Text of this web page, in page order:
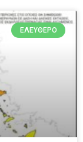
ΕΛΕΎΘΕΡΟ